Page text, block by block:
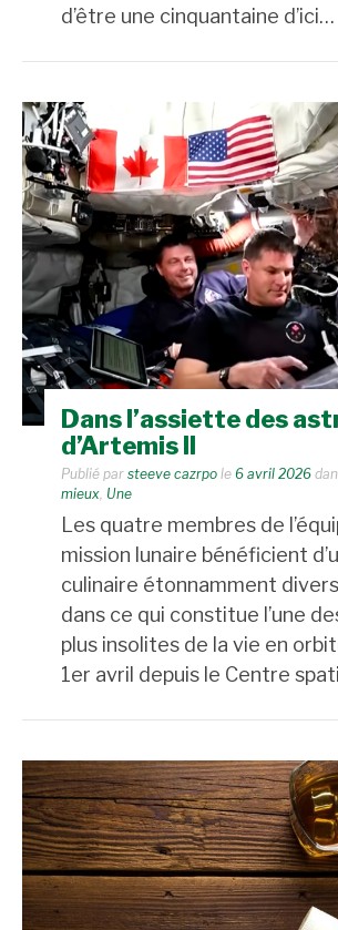
d’être une cinquantaine d’ici…
Dans l’assiette des
d’Artemis II
Publié par steeve cazrpo le 6 avril 2026
mieux Une
Les quatre membres de
mission lunaire bénéficient
culinaire étonnamment
dans ce qui constitue l’une
plus insolites de la vie en
1er avril depuis le Centre